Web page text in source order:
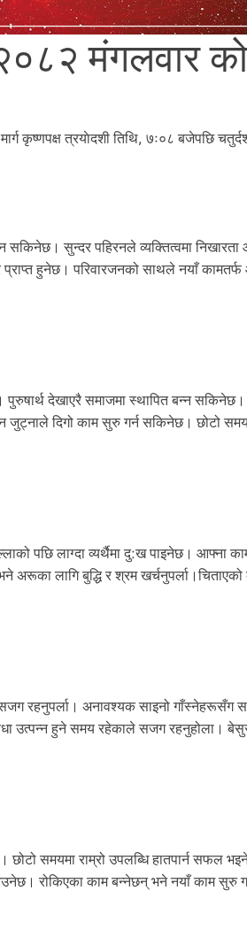
मंगलवार
कृष्णपक्ष त्रयाेदशी तिथि, ७ः०८ बजेपछि
सकिनेछ। सुन्दर पहिरनले व्यक्तित्वमा
हुनेछ। परिवारजनको साथले नयाँ कामतर्फ
देखाएरै समाजमा स्थापित बन्न
जुट्नाले दिगो काम सुरु गर्न सकिनेछ। छोटो
पछि लाग्दा व्यर्थैमा दु:ख पाइनेछ। आफ्ना
लागि बुद्धि र श्रम
सजग रहनुपर्ला। अनावश्यक साइनो गाँस्नेहरूसँग
उत्पन्न हुने समय रहेकाले सजग रहनुहोला।
छोटो समयमा राम्रो उपलब्धि हातपार्न सफल
रोकिएका काम बन्नेछन् भने नयाँ काम सुरु